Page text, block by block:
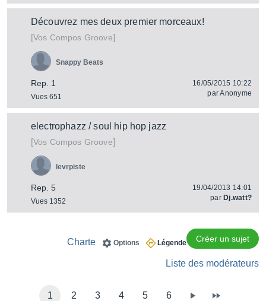
Découvrez mes deux premier morceaux!
[Vos Compos Groove]
Rep. 1
Vues 651
Snappy Beats
16/05/2015 10:22
parAnonyme
electrophazz / soul hip hop jazz
[Vos Compos Groove]
Rep. 5
Vues 1352
levrpiste
19/04/2013 14:01
par Dj.watt?
Créer un sujet
Légende
Options
Charte
Liste des modérateurs
1 2 3 4 5 6